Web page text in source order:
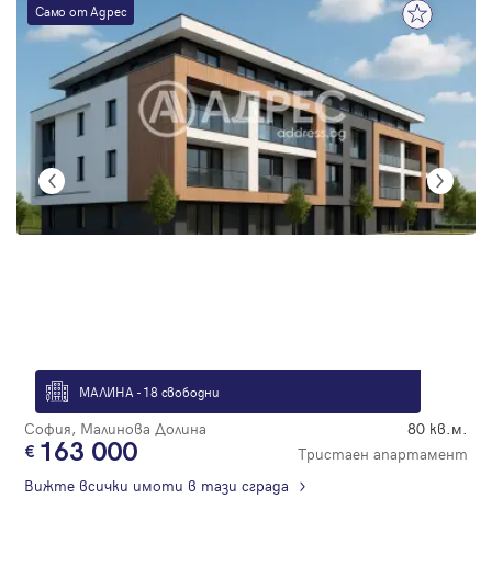
Само от Адрес
МАЛИНА - 18 свободни
София, Малинова Долина 80 кв.м.
163 000
Тристаен апартамент
Вижте всички имоти в тази сграда